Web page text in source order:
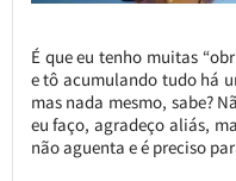
É que eu tenho muitas
e tô acumulando tudo há
mas nada mesmo, sabe?
eu faço, agradeço aliás,
não aguenta e é preciso